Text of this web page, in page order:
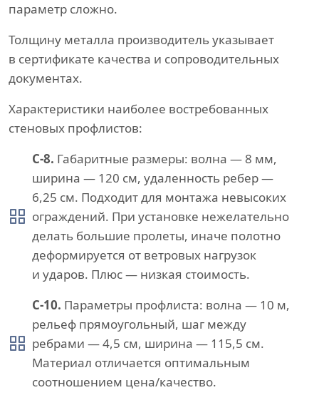
параметр сложно.
Толщину металла производитель указывает
в сертификате качества и сопроводительных
документах.
Характеристики наиболее востребованных
стеновых профлистов:
С-8. Габаритные размеры: волна — 8 мм,
ширина — 120 см, удаленность ребер —
6,25 см. Подходит для монтажа невысоких
ограждений. При установке нежелательно
делать большие пролеты, иначе полотно
деформируется от ветровых нагрузок
и ударов. Плюс — низкая стоимость.
С-10. Параметры профлиста: волна — 10 м,
рельеф прямоугольный, шаг между
ребрами — 4,5 см, ширина — 115,5 см.
Материал отличается оптимальным
соотношением цена/качество.